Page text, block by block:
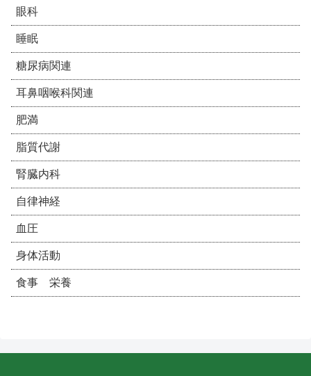
眼科
睡眠
糖尿病関連
耳鼻咽喉科関連
肥満
脂質代謝
腎臓内科
自律神経
血圧
身体活動
食事 栄養